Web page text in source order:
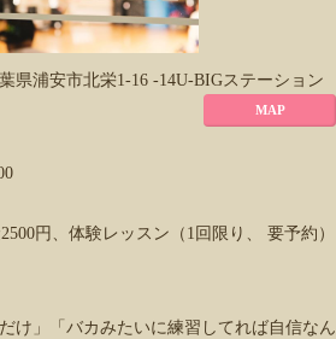
県浦安市北栄1-16 -14U-BIGステーション
MAP
円、体験レッスン（1回限り、 要予約）
け」「バカみたいに練習してれば自信なん